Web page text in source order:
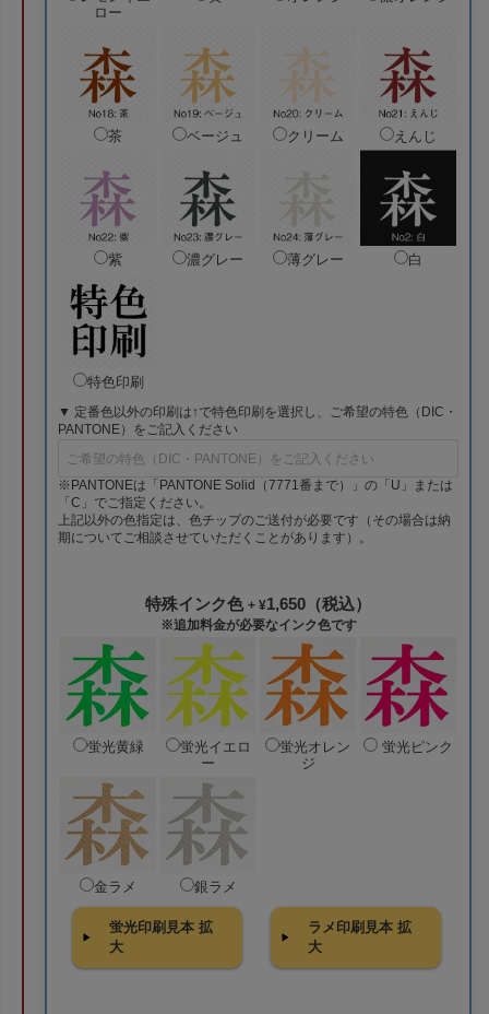
ロー
茶 ベージュ クリーム えんじ
紫 濃グレー 薄グレー 白
特色印刷
▼ 定番色以外の印刷は↑で特色印刷を選択し、ご希望の特色（DIC・
PANTONE）をご記入ください
※PANTONEは「PANTONE Solid（7771番まで）」の「U」または
「C」でご指定ください。
上記以外の色指定は、色チップのご送付が必要です（その場合は納
期についてご相談させていただくことがあります）。
特殊インク色 + ¥1,650（税込）
※追加料金が必要なインク色です
蛍光黄緑
蛍光イエロ
ー
蛍光オレン
ジ
蛍光ピンク
金ラメ 銀ラメ
蛍光印刷見本 拡
大
ラメ印刷見本 拡
大